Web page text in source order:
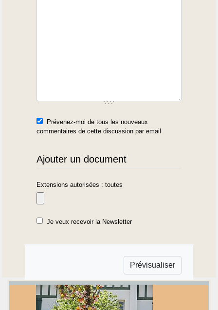
Prévenez-moi de tous les nouveaux
commentaires de cette discussion par email
Ajouter un document
Extensions autorisées : toutes
Je veux recevoir la Newsletter